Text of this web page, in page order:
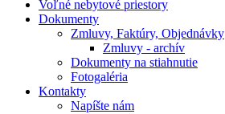
Voľné nebytové priestory
Dokumenty
Zmluvy, Faktúry, Objednávky
Zmluvy - archív
Dokumenty na stiahnutie
Fotogaléria
Kontakty
Napíšte nám